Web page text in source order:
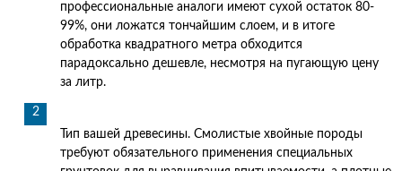
профессиональные аналоги имеют сухой остаток 80-
99%, они ложатся тончайшим слоем, и в итоге
обработка квадратного метра обходится
парадоксально дешевле, несмотря на пугающую цену
за литр.
Тип вашей древесины. Смолистые хвойные породы
требуют обязательного применения специальных